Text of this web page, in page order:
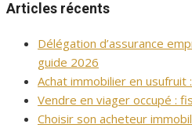
Articles récents
Délégation d’assurance
guide 2026
Achat immobilier en
Vendre en viager occupé :
Choisir son acheteur